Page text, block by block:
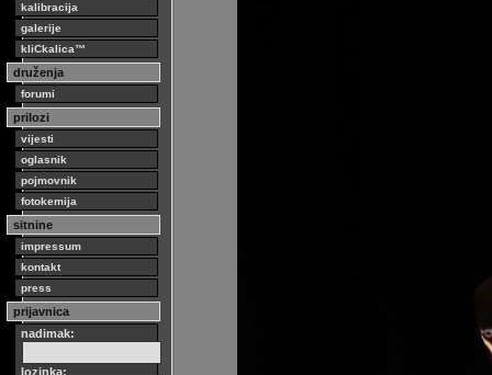
kalibracija
galerije
kliCkalica™
druženja
forumi
prilozi
vijesti
oglasnik
pojmovnik
fotokemija
sitnine
impressum
kontakt
press
prijavnica
nadimak:
lozinka: